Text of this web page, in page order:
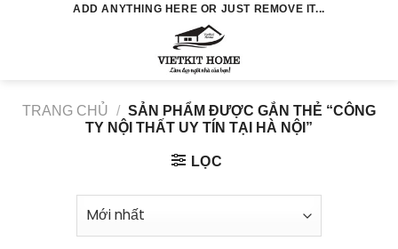
ADD ANYTHING HERE OR JUST REMOVE IT...
TRANG CHỦ / SẢN PHẨM ĐƯỢC GẮN THẺ “CÔNG
TY NỘI THẤT UY TÍN TẠI HÀ NỘI”
LỌC